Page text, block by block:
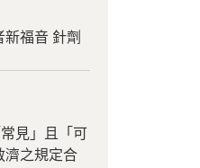
福音 針劑
見」且「可
濟之規定合